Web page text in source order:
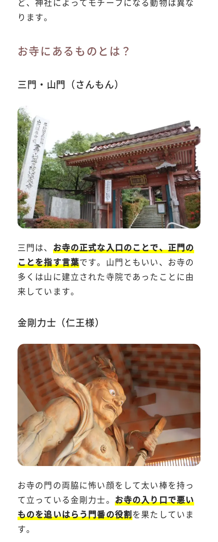
ります。
お寺にあるものとは？
三門・山門（さんもん）
三門は、 お寺の正式な入口のことで、正門の
ことを指す言葉です。山門ともいい、お寺の
多くは山に建立された寺院であったことに由
来しています。
金剛力士（仁王様）
お寺の門の両脇に怖い顔をして太い棒を持っ
て立っている金剛力士。 お寺の入り口で悪い
ものを追いはらう門番の役割を果たしていま
す。